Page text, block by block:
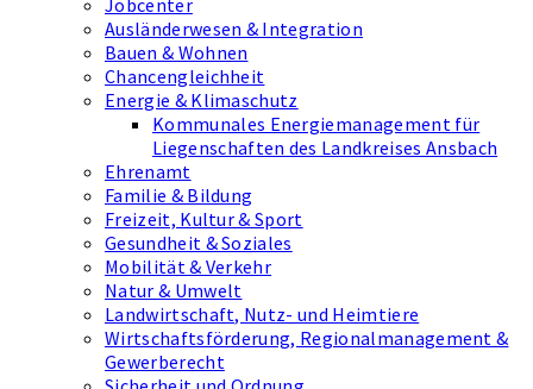
Ausländerwesen & Integration
Bauen & Wohnen
Chancengleichheit
Energie & Klimaschutz
Kommunales Energiemanagement für
Liegenschaften des Landkreises Ansbach
Ehrenamt
Familie & Bildung
Freizeit, Kultur & Sport
Gesundheit & Soziales
Mobilität & Verkehr
Natur & Umwelt
Landwirtschaft, Nutz- und Heimtiere
Wirtschaftsförderung, Regionalmanagement &
Gewerberecht